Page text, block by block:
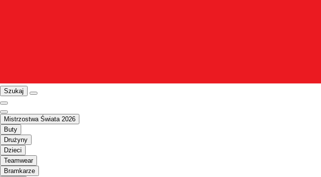
Szukaj
Mistrzostwa Świata 2026
Buty
Drużyny
Dzieci
Teamwear
Bramkarze